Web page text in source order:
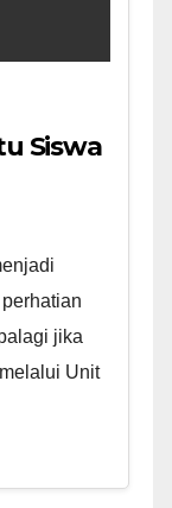
Siswa
jika
Unit